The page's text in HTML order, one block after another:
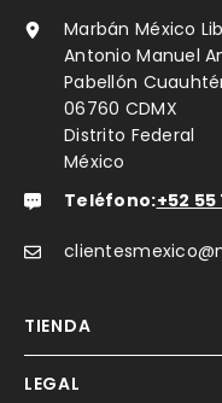
Marbán México
Antonio Manuel
Pabellón
06760 CDMX
Distrito Federal
México
Teléfono:+52
TIENDA
LEGAL